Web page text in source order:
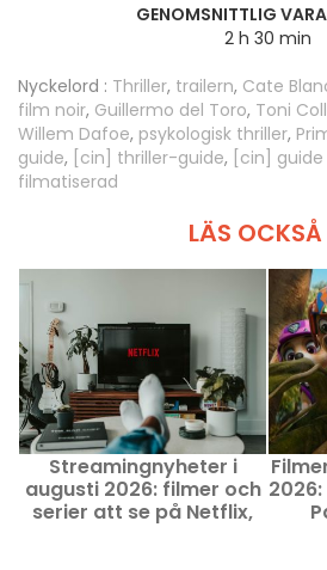
GENOMSNITTLIG
2 h 30 min
Nyckelord : Thriller, trailern, Cate
film noir, Guillermo del Toro, Toni
Willem Dafoe, psykologisk thriller,
guide, [cin] thriller-guide, [cin]
filmatiserad
LÄS OCKSÅ
Streamingnyheter i
augusti 2026: filmer och
serier att se på Netflix,